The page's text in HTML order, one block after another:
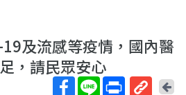
及流感等疫情，國內醫
，請民眾安心
回